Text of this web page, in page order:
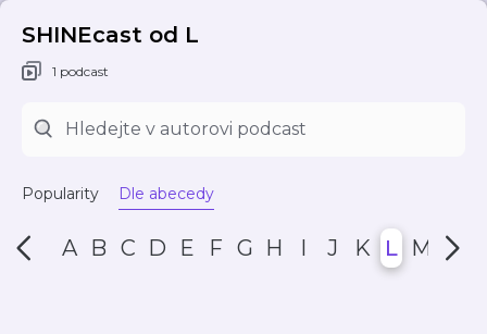
SHINEcast od L
1 podcast
Popularity Dle abecedy
A B C D E F G H I J K L M N